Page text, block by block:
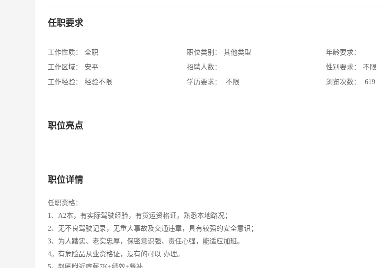
任职要求
工作性质：
全职
工作区域：
安平
工作经验：
经验不限
职位类别：
其他类型
招聘人数：
学历要求：
不限
年龄要求：
性别要求：
不限
浏览次数：
619
职位亮点
职位详情
任职资格：
1、A2本，有实际驾驶经验，有货运资格证，熟悉本地路况；
2、无不良驾驶记录，无重大事故及交通违章，具有较强的安全意识；
3、为人踏实、老实忠厚，保密意识强、责任心强，能适应加班。
4。有危险品从业资格证，没有的可以 办理。